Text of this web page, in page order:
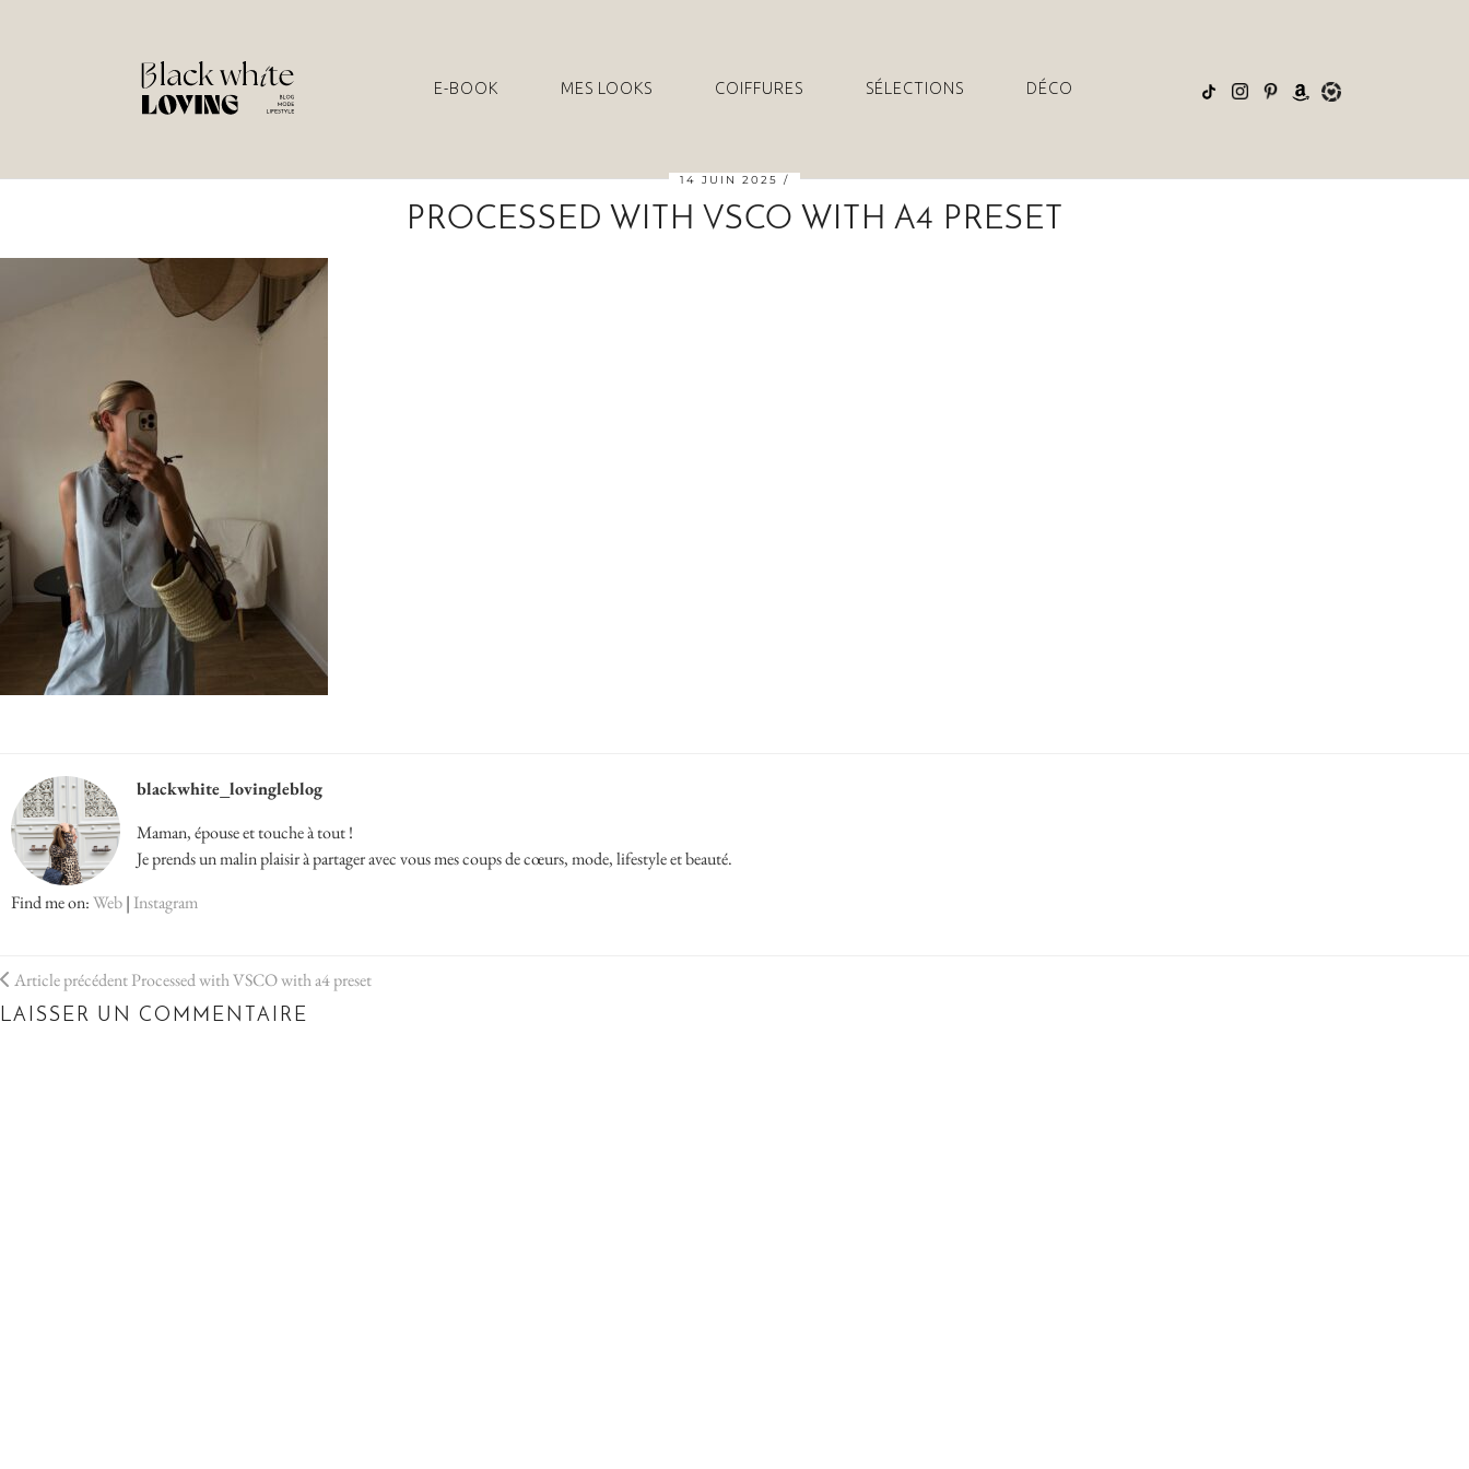
E-BOOK MES LOOKS COIFFURES SÉLECTIONS DÉCO
14 JUIN 2025
PROCESSED WITH VSCO WITH A4 PRESET
blackwhite_lovingleblog
Maman, épouse et touche à tout !
Je prends un malin plaisir à partager avec vous mes coups de cœurs, mode, lifestyle et beauté.
Find me on:Web| Instagram
Article précédentProcessed with VSCO with a4 preset
LAISSER UN COMMENTAIRE